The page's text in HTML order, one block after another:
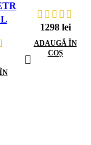
800 kg 230 V
1298 lei
ADAUGĂ ÎN
COȘ